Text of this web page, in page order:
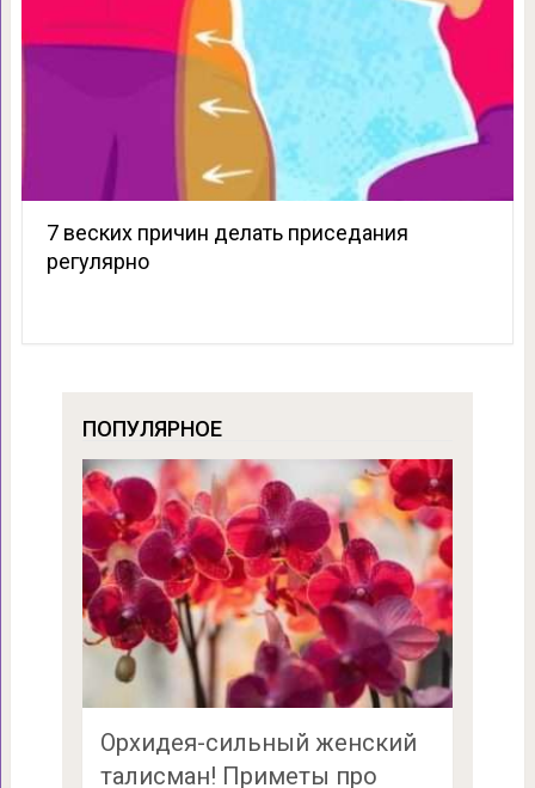
7 веских причин делать приседания
регулярно
ПОПУЛЯРНОЕ
Орхидея-сильный женский
талисман! Приметы про